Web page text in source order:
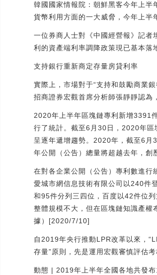
韓國國家情報院：朝鮮黑客今年上
貨幣利用方面的一大威脅，今年上
一位券商人士對《中國經營報》記者
利的資產端利率調降政策現已基本落
支持銀行重新商定存量房貸利率
實際上，市場對于“支持和鼓勵商業
招商證券宏觀首席分析師張靜靜認為
2020年上半年區塊鏈專利新增3391
行了統計。截至6月30日，2020年
呈逐年遞增趨勢。2020年，截至6
年公開（公告）總量將超越去年，創
在對各企業公開（公告）專利數進
愛城市網信息技術有限公司以240件
和95件分列三四位，百度以42件位
整體規模不大，但在區塊鏈知識產
據）[2020/7/10]
自2019年央行推動LPR改革以來，
存量”原則，先是運用宏觀審慎評估
動態 | 2019年上半年全國各地共發